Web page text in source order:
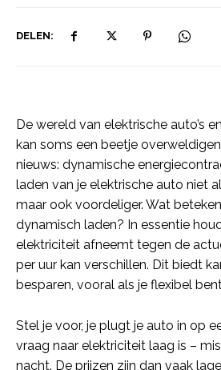
DELEN:
De wereld van elektrische auto’s
kan soms een beetje
nieuws: dynamische
laden van je elektrische auto niet
maar ook voordeliger. Wat
dynamisch laden? In essentie
elektriciteit afneemt tegen de
per uur kan verschillen. Dit biedt
besparen, vooral als je flexibel
Stel je voor, je plugt je auto in op
vraag naar elektriciteit laag is –
nacht. De prijzen zijn dan vaak